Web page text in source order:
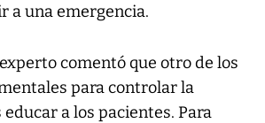
a una emergencia.
comentó que otro de los
para controlar la
a los pacientes. Para